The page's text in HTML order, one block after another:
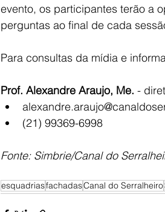
evento, os participantes terão a
perguntas ao final de cada
Para consultas da mídia e
Prof. Alexandre Araujo, Me. -
(21) 99369-6998
Fonte: Simbrie/Canal do
esquadriasfachadasCanal do Serralheiro